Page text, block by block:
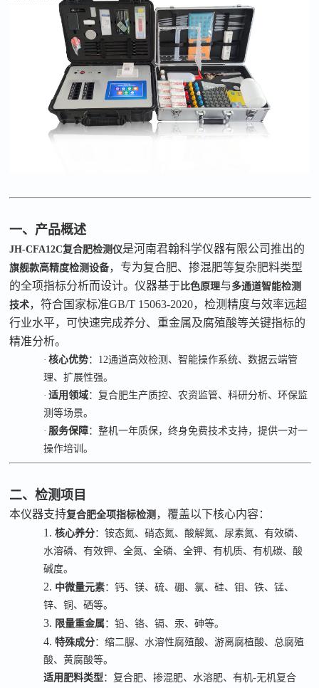
一、产品概述
JH-CFA12C复合肥检测仪是河南君翰科学仪器有限公司推出的
旗舰款高精度检测设备，专为复合肥、掺混肥等复杂肥料类型
的全项指标分析而设计。仪器基于比色原理与多通道智能检测
技术，符合国家标准GB/T 15063-2020，检测精度与效率远超
行业水平，可快速完成养分、重金属及腐殖酸等关键指标的
精准分析。
·核心优势： 12通道高效检测、智能操作系统、数据云端管
理、扩展性强。
·适用领域：复合肥生产质控、农资监管、科研分析、环保监
测等场景。
· 服务保障：整机一年质保，终身免费技术支持，提供一对一
操作培训。
二、检测项目
本仪器支持复合肥全项指标检测 ，覆盖以下核心内容：
1.核心养分：铵态氮、硝态氮、酸解氮、尿素氮、有效磷、
水溶磷、有效钾、全氮、全磷、全钾、有机质、有机碳、酸
碱度。
2. 中微量元素：钙、镁、硫、硼、氯、硅、钼、铁、锰、
锌、铜、硒等。
3. 限量重金属：铅、铬、镉、汞、砷等。
4.特殊成分：缩二脲、水溶性腐殖酸、游离腐植酸、总腐殖
酸、黄腐酸等。
适用肥料类型：复合肥、掺混肥、水溶肥、有机-无机复合